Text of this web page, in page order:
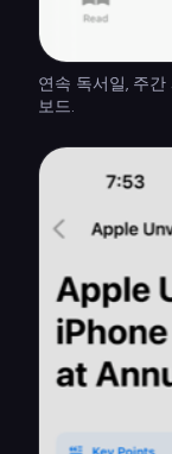
연속 독서일, 주
보드.